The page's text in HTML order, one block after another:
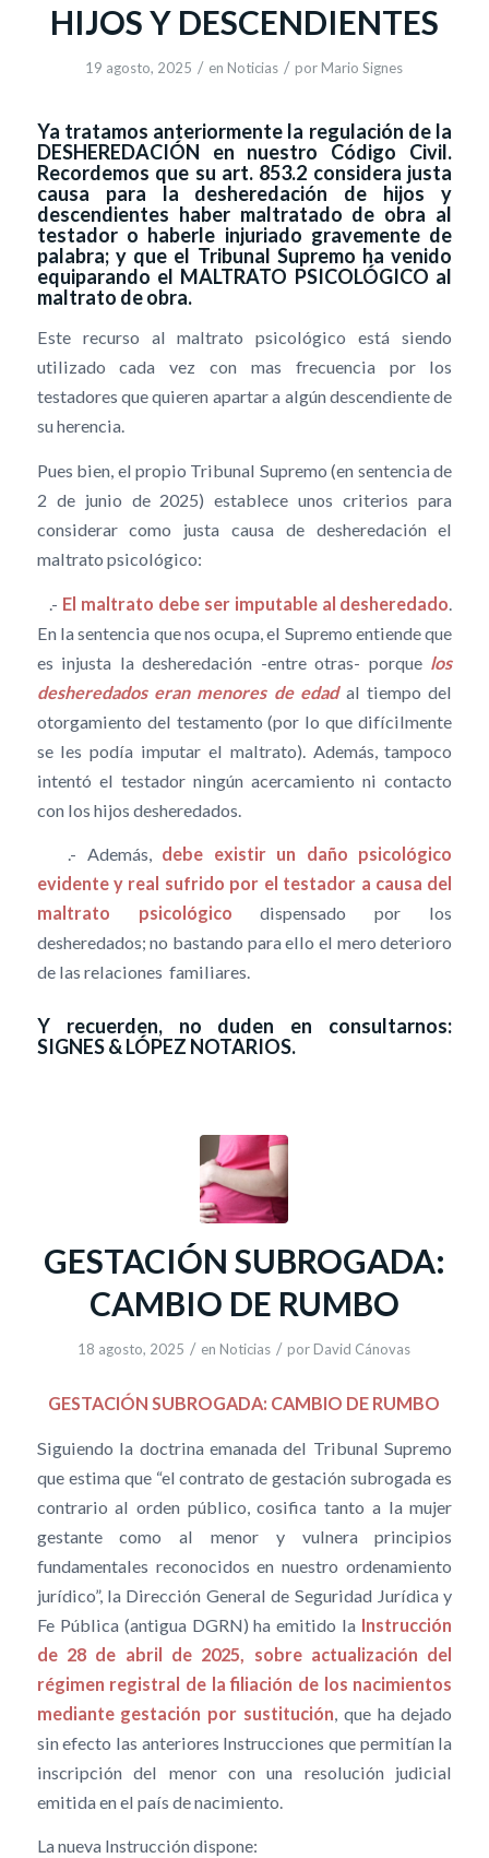
HIJOS Y DESCENDIENTES
19 agosto, 2025 / en Noticias / por Mario Signes
Ya tratamos anteriormente la regulación de la
DESHEREDACIÓN en nuestro Código Civil.
Recordemos que su art. 853.2 considera justa
causa para la desheredación de hijos y
descendientes haber maltratado de obra al
testador o haberle injuriado gravemente de
palabra; y que el Tribunal Supremo ha venido
equiparando el MALTRATO PSICOLÓGICO al
maltrato de obra.
Este recurso al maltrato psicológico está siendo
utilizado cada vez con mas frecuencia por los
testadores que quieren apartar a algún descendiente de
su herencia.
Pues bien, el propio Tribunal Supremo (en sentencia de
2 de junio de 2025) establece unos criterios para
considerar como justa causa de desheredación el
maltrato psicológico:
.- El maltrato debe ser imputable al desheredado
En la sentencia que nos ocupa, el Supremo entiende que
es injusta la desheredación -entre otras- porque los
desheredados eran menores de edadal tiempo del
otorgamiento del testamento (por lo que difícilmente
se les podía imputar el maltrato). Además, tampoco
intentó el testador ningún acercamiento ni contacto
con los hijos desheredados.
.- Además, debe existir un daño psicológico
evidente y real sufrido por el testador a causa del
maltrato psicológico dispensado por los
desheredados; no bastando para ello el mero deterioro
de las relaciones familiares.
Y recuerden, no duden en consultarnos:
SIGNES & LÓPEZ NOTARIOS.
GESTACIÓN SUBROGADA:
CAMBIO DE RUMBO
18 agosto, 2025 / en Noticias / por David Cánovas
GESTACIÓN SUBROGADA: CAMBIO DE RUMBO
Siguiendo la doctrina emanada del Tribunal Supremo
que estima que “el contrato de gestación subrogada es
contrario al orden público, cosifica tanto a la mujer
gestante como al menor y vulnera principios
fundamentales reconocidos en nuestro ordenamiento
jurídico”, la Dirección General de Seguridad Jurídica y
Fe Pública (antigua DGRN) ha emitido la Instrucción
de 28 de abril de 2025, sobre actualización del
régimen registral de la filiación de los nacimientos
mediante gestación por sustitución , que ha dejado
sin efecto las anteriores Instrucciones que permitían la
inscripción del menor con una resolución judicial
emitida en el país de nacimiento.
La nueva Instrucción dispone: